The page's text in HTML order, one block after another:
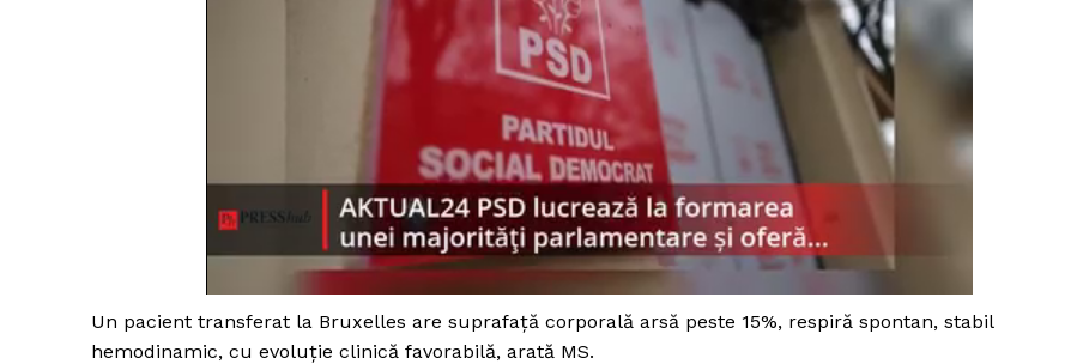
Un pacient transferat la Bruxelles are suprafaţă corporală arsă peste 15%, respiră spontan, stabil
hemodinamic, cu evoluţie clinică favorabilă, arată MS.